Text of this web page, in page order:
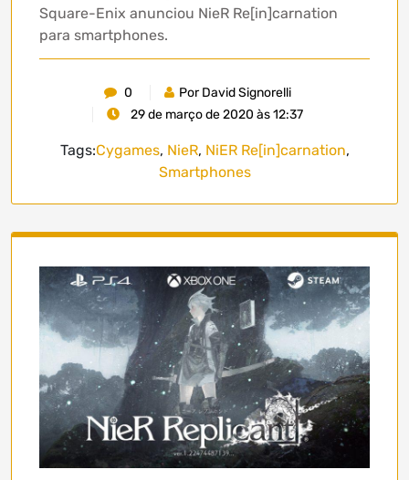
Square-Enix anunciou NieR Re[in]carnation
para smartphones.
0
Por David Signorelli
29 de março de 2020 às 12:37
Tags:Cygames, NieR, NiER Re[in]carnation,
Smartphones